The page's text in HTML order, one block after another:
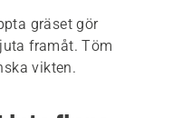
gräset gör
framåt. Töm
vikten.